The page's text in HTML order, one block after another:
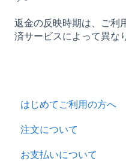
返金の反映時期は、ご利
済サービスによって異な
はじめてご利用の方へ
ご注文方法
注文について
注文後の流れ
お支払いについて